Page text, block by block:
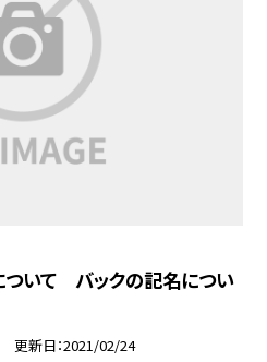
いて バックの記名につい
更新日 2021/02/24